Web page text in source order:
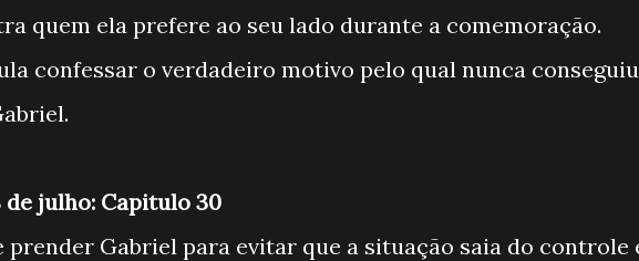
quem ela prefere ao seu lado durante a comemoração.
confessar o verdadeiro motivo pelo qual nunca conseguiu
julho: Capitulo 30
prender Gabriel para evitar que a situação saia do controle